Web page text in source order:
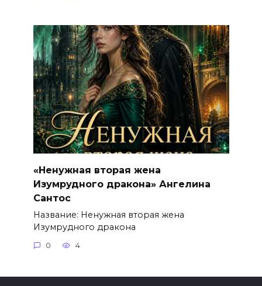
«Ненужная вторая жена
Изумрудного дракона» Ангелина
Сантос
Название: Ненужная вторая жена
Изумрудного дракона
0 4